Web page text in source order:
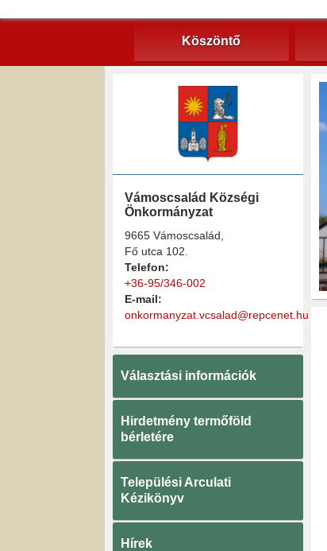
Köszöntő
Vámoscsalád Községi
Önkormányzat
9665 Vámoscsalád,
Fő utca 102.
Telefon:
+36-95/346-002
E-mail:
onkormanyzat.vcsalad@repcenet.hu
Választási információk
Hirdetmény termőföld
bérletére
Települési Arculati
Kézikönyv
Hírek